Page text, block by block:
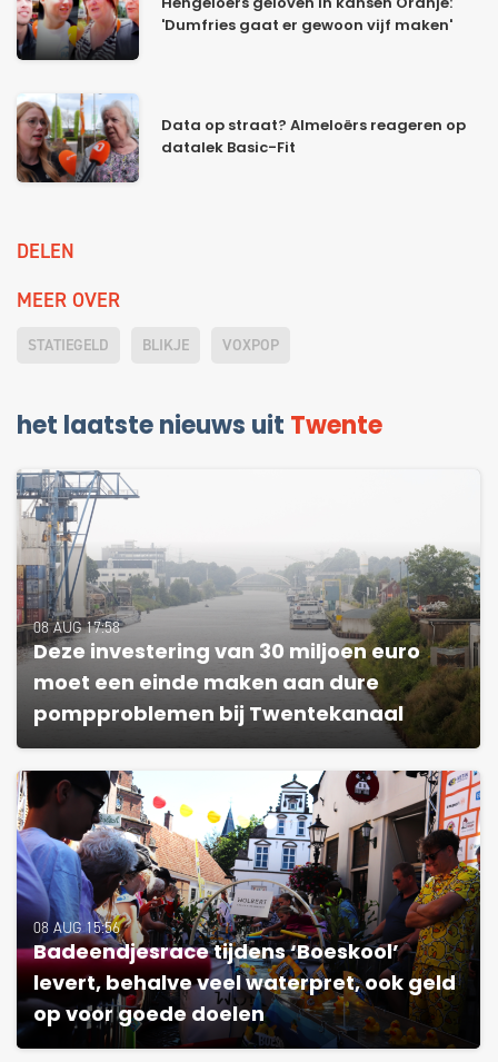
Hengeloërs geloven in kansen Oranje:
'Dumfries gaat er gewoon vijf maken'
Data op straat? Almeloërs reageren op
datalek Basic-Fit
DELEN
MEER OVER
STATIEGELD BLIKJE VOXPOP
het laatste nieuws uit Twente
08 AUG 17:58
Deze investering van 30 miljoen euro
moet een einde maken aan dure
pompproblemen bij Twentekanaal
08 AUG 15:56
Badeendjesrace tijdens ‘Boeskool’
levert, behalve veel waterpret, ook geld
op voor goede doelen